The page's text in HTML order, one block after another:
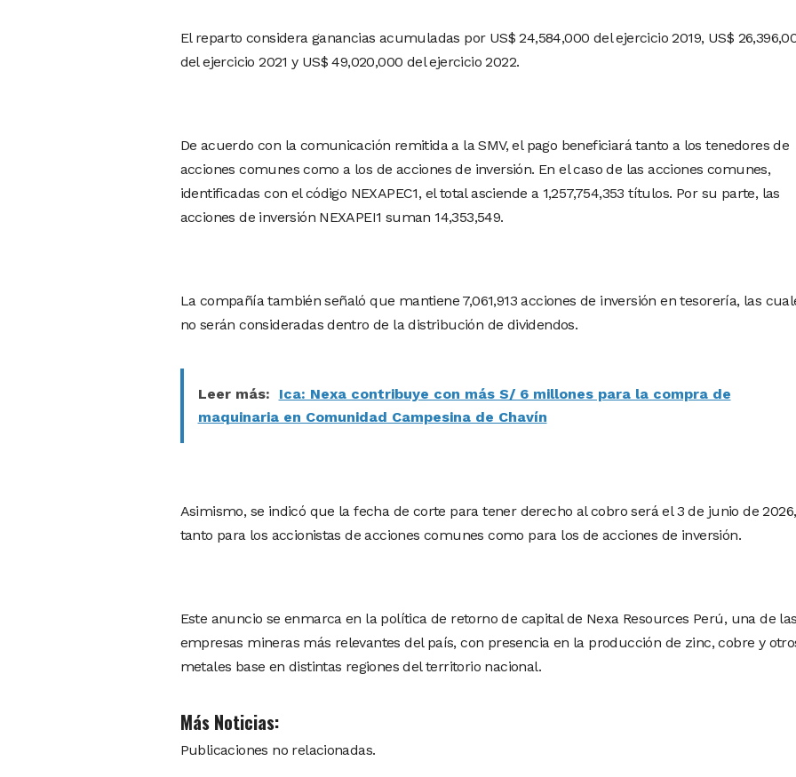
El reparto considera ganancias acumuladas por US$ 24,584,000 del ejercicio 2019, US$
del ejercicio 2021 y US$ 49,020,000 del ejercicio 2022.
De acuerdo con la comunicación remitida a la SMV, el pago beneficiará tanto a los tenedores de
acciones comunes como a los de acciones de inversión. En el caso de las acciones comunes,
identificadas con el código NEXAPEC1, el total asciende a 1,257,754,353 títulos. Por su parte, las
acciones de inversión NEXAPEI1 suman 14,353,549.
La compañía también señaló que mantiene 7,061,913 acciones de inversión en tesorería, las
no serán consideradas dentro de la distribución de dividendos.
Leer más:
Ica: Nexa contribuye con más S/ 6 millones para la compra de
maquinaria en Comunidad Campesina de Chavín
Asimismo, se indicó que la fecha de corte para tener derecho al cobro será el 3 de junio de 2026,
tanto para los accionistas de acciones comunes como para los de acciones de inversión.
Este anuncio se enmarca en la política de retorno de capital de Nexa Resources Perú, una de
empresas mineras más relevantes del país, con presencia en la producción de zinc, cobre y
metales base en distintas regiones del territorio nacional.
Más Noticias:
Publicaciones no relacionadas.